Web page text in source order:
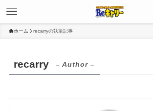
ホーム recarryの執筆記事
recarry – Author –